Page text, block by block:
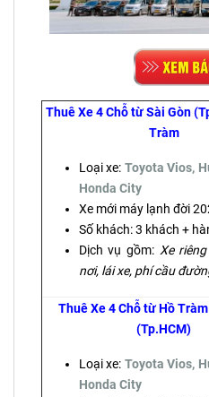
Thuê Xe 4 Chỗ từ Sài Gòn
Tràm
Loại xe: Toyota Vios,
Honda City
Xe mới máy lạnh đời
Số khách: 3 khách +
Dịch vụ gồm: Xe
nơi, lái xe, phí cầu
Thuê Xe 4 Chỗ từ Hồ
(Tp.HCM)
Loại xe: Toyota Vios,
Honda City